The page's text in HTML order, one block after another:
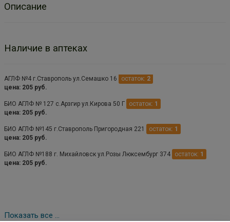
Описание
Наличие в аптеках
АГЛФ №4 г.Ставрополь ул.Семашко 16 остаток: 2
цена: 205 руб.
БИО АГЛФ № 127 с.Арзгир ул.Кирова 50 Г остаток: 1
цена: 205 руб.
БИО АГЛФ №145 г.Ставрополь Пригородная 221 остаток: 1
цена: 205 руб.
БИО АГЛФ №188 г. Михайловск ул.Розы Люксембург 374 остаток: 1
цена: 205 руб.
Показать все ...